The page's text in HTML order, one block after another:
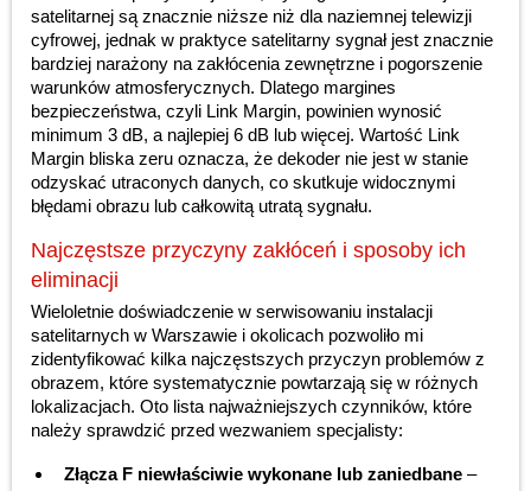
satelitarnej są znacznie niższe niż dla naziemnej telewizji
cyfrowej, jednak w praktyce satelitarny sygnał jest znacznie
bardziej narażony na zakłócenia zewnętrzne i pogorszenie
warunków atmosferycznych. Dlatego margines
bezpieczeństwa, czyli Link Margin, powinien wynosić
minimum 3 dB, a najlepiej 6 dB lub więcej. Wartość Link
Margin bliska zeru oznacza, że dekoder nie jest w stanie
odzyskać utraconych danych, co skutkuje widocznymi
błędami obrazu lub całkowitą utratą sygnału.
Najczęstsze przyczyny zakłóceń i sposoby ich
eliminacji
Wieloletnie doświadczenie w serwisowaniu instalacji
satelitarnych w Warszawie i okolicach pozwoliło mi
zidentyfikować kilka najczęstszych przyczyn problemów z
obrazem, które systematycznie powtarzają się w różnych
lokalizacjach. Oto lista najważniejszych czynników, które
należy sprawdzić przed wezwaniem specjalisty:
Złącza F niewłaściwie wykonane lub zaniedbane–